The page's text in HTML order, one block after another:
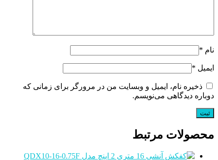
نام *
ایمیل *
ذخیره نام، ایمیل و وبسایت من در مرورگر برای زمانی که
دوباره دیدگاهی می‌نویسم.
محصولات مرتبط